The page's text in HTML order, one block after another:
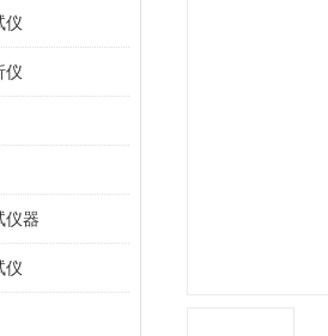
仪
仪
仪器
仪